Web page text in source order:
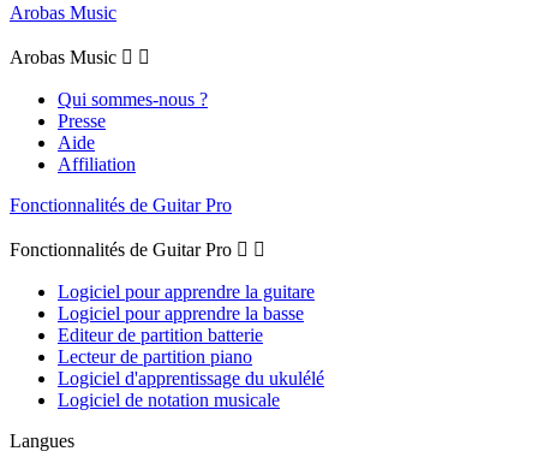
Arobas Music
Arobas Music  
Qui sommes-nous ?
Presse
Aide
Affiliation
Fonctionnalités de Guitar Pro
Fonctionnalités de Guitar Pro  
Logiciel pour apprendre la guitare
Logiciel pour apprendre la basse
Editeur de partition batterie
Lecteur de partition piano
Logiciel d'apprentissage du ukulélé
Logiciel de notation musicale
Langues